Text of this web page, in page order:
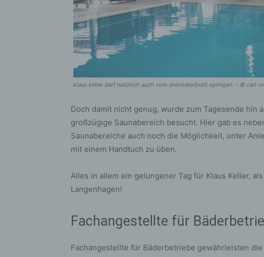
klaus keller darf natürlich auch vom dreimeterbrett springen. – © carl-
Doch damit nicht genug, wurde zum Tagesende hin
großzügige Saunabereich besucht. Hier gab es
Saunabereiche auch noch die Möglichkeit, unter
mit einem Handtuch zu üben.
Alles in allem ein gelungener Tag für Klaus Keller,
Langenhagen!
Fachangestellte für
Fachangestellte für Bäderbetriebe gewährleisten
Daten, die
werden, um
beziehen,
Person zu
f)
Weise, auf
zusätzlicher
zugeordnet
aufbewahrt
g)
oder